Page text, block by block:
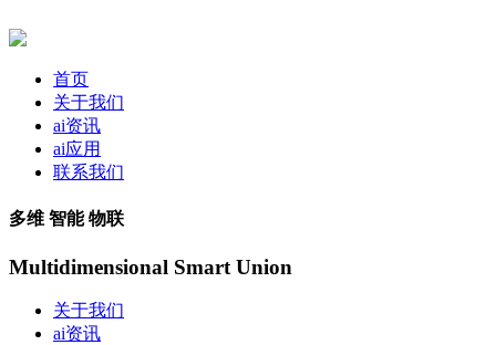
首页
关于我们
ai资讯
ai应用
联系我们
多维 智能 物联
Multidimensional Smart Union
关于我们
ai资讯